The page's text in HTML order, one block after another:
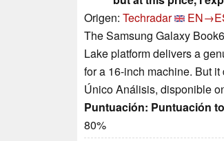
Origen: Techradar
The Samsung Galaxy
Lake platform delivers a
for a 16-inch machine. But
Único Análisis, disponible
Puntuación: Puntuación
80%